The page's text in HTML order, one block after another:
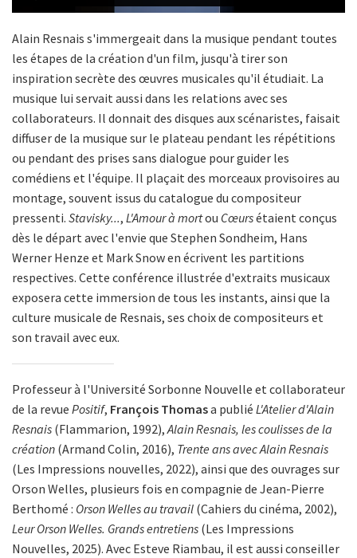
Alain Resnais s'immergeait dans la musique pendant toutes
les étapes de la création d'un film, jusqu'à tirer son
inspiration secrète des œuvres musicales qu'il étudiait. La
musique lui servait aussi dans les relations avec ses
collaborateurs. Il donnait des disques aux scénaristes, faisait
diffuser de la musique sur le plateau pendant les répétitions
ou pendant des prises sans dialogue pour guider les
comédiens et l'équipe. Il plaçait des morceaux provisoires au
montage, souvent issus du catalogue du compositeur
pressenti. Stavisky..., L'Amour à mortou Cœursétaient conçus
dès le départ avec l'envie que Stephen Sondheim, Hans
Werner Henze et Mark Snow en écrivent les partitions
respectives. Cette conférence illustrée d'extraits musicaux
exposera cette immersion de tous les instants, ainsi que la
culture musicale de Resnais, ses choix de compositeurs et
son travail avec eux.
Professeur à l'Université Sorbonne Nouvelle et collaborateur
de la revue Positif, François Thomasa publié L'Atelier d'Alain
Resnais (Flammarion, 1992),Alain Resnais, les coulisses de la
création (Armand Colin, 2016), Trente ans avec Alain Resnais
(Les Impressions nouvelles, 2022), ainsi que des ouvrages sur
Orson Welles, plusieurs fois en compagnie de Jean-Pierre
Berthomé : Orson Welles au travail (Cahiers du cinéma, 2002),
Leur Orson Welles. Grands entretiens (Les Impressions
Nouvelles, 2025). Avec Esteve Riambau, il est aussi conseiller